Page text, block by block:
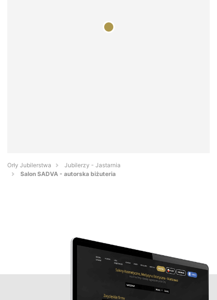
Orły Jubilerstwa
Jubilerzy - Jastarnia
Salon SADVA - autorska biżuteria